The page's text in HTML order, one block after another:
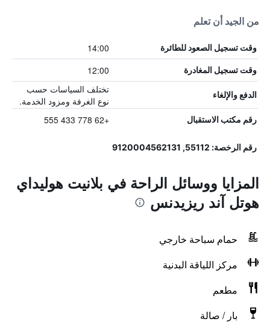
من الجيد أن تعلم
وقت تسجيل الصعود للطائرة 14:00
وقت تسجيل المغادرة 12:00
الدفع والإلغاء
تختلف السياسات حسب
نوع الغرفة ومزود الخدمة.
رقم مكتب الاستقبال +62 778 433 555
رقم الرخصة: 55112, 9120004562131
المزايا ووسائل الراحة في بلانيت هوليداي
هوتل آند ريزيدنس
حمام سباحة خارجي
مركز اللياقة البدنية
مطعم
بار / صالة